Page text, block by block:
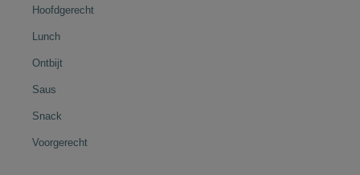
Hoofdgerecht
Lunch
Ontbijt
Saus
Snack
Voorgerecht